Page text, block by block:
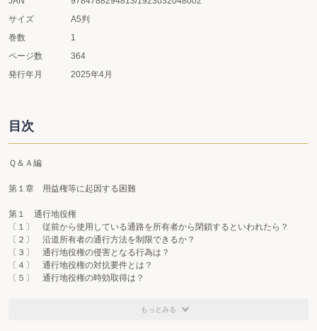
サイズ
A5判
巻数
1
ページ数
364
発行年月
2025年4月
目次
Ｑ＆Ａ編
第１章 用益権等に起因する困難
第１ 通行地役権
〔１〕 従前から使用している通路を所有者から閉鎖するといわれたら？
〔２〕 沿道所有者の通行方法を制限できるか？
〔３〕 通行地役権の侵害となる行為は？
〔４〕 通行地役権の対抗要件とは？
〔５〕 通行地役権の時効取得は？
もっとみる